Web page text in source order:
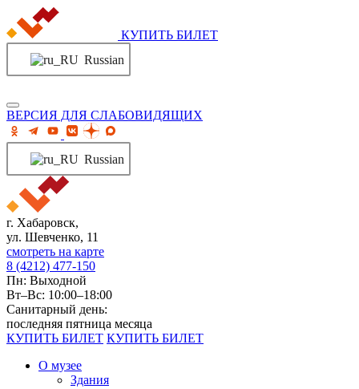
КУПИТЬ БИЛЕТ
Russian
ВЕРСИЯ ДЛЯ СЛАБОВИДЯЩИХ
Russian
г. Хабаровск,
ул. Шевченко, 11
смотреть на карте
8 (4212) 477-150
Пн: Выходной
Вт–Вс: 10:00–18:00
Санитарный день:
последняя пятница месяца
КУПИТЬ БИЛЕТ КУПИТЬ БИЛЕТ
О музее
Здания